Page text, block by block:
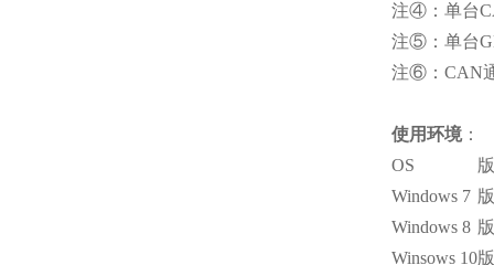
注④ ：单台
注⑤ ：单台
注⑥ ：CAN
使用环境：
OS
Windows 7 版
Windows 8 版
Winsows 10